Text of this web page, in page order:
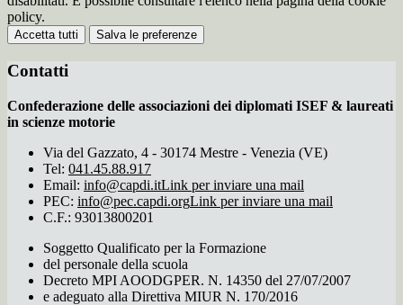
policy.
Accetta tutti Salva le preferenze
Contatti
Confederazione delle associazioni dei diplomati ISEF & laureati
in scienze motorie
Via del Gazzato, 4 - 30174 Mestre - Venezia (VE)
Tel: 041.45.88.917
Email: info@capdi.itLink per inviare una mail
PEC: info@pec.capdi.orgLink per inviare una mail
C.F.: 93013800201
Soggetto Qualificato per la Formazione
del personale della scuola
Decreto MPI AOODGPER. N. 14350 del 27/07/2007
e adeguato alla Direttiva MIUR N. 170/2016